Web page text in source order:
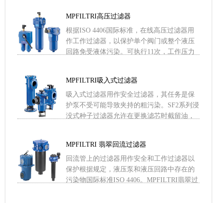
MPFILTRI高压过滤器
根据ISO 4406国际标准，在线高压过滤器用
作工作过滤器，以保护单个阀门或整个液压
回路免受液体污染。可执行11次，工作压力
MPFILTRI吸入式过滤器
吸入式过滤器用作安全过滤器，其任务是保
护泵不受可能导致夹持的粗污染。SF2系列浸
没式种子过滤器允许在更换滤芯时截留油，
MPFILTRI 翡翠回流过滤器
回流管上的过滤器用作安全和工作过滤器以
保护根据规定，液压泵和液压回路中存在的
污染物国际标准ISO 4406。MPFILTRI翡翠过